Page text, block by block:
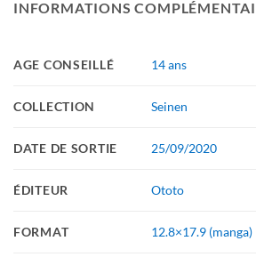
INFORMATIONS
AGE CONSEILLÉ 14 ans
COLLECTION Seinen
DATE DE SORTIE 25/09/2020
ÉDITEUR Ototo
FORMAT 12.8×17.9 (manga)